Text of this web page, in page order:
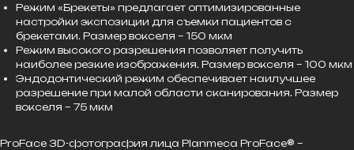
Режим «Брекеты» предлагает оптимизированные
настройки экспозиции для съемки пациентов с
брекетами. Размер вокселя – 150 мкм
Режим высокого разрешения позволяет получить
наиболее резкие изображения. Размер вокселя – 100 мкм
Эндодонтический режим обеспечивает наилучшее
разрешение при малой области сканирования. Размер
вокселя – 75 мкм
ProFace 3D-фотография лица Planmeca ProFace® –